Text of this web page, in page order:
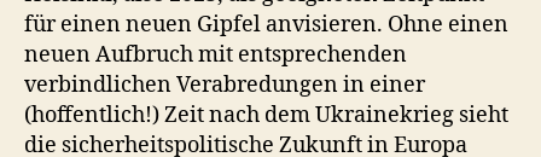
für einen neuen Gipfel anvisieren. Ohne einen
neuen Aufbruch mit entsprechenden
verbindlichen Verabredungen in einer
(hoffentlich!) Zeit nach dem Ukrainekrieg sieht
die sicherheitspolitische Zukunft in Europa